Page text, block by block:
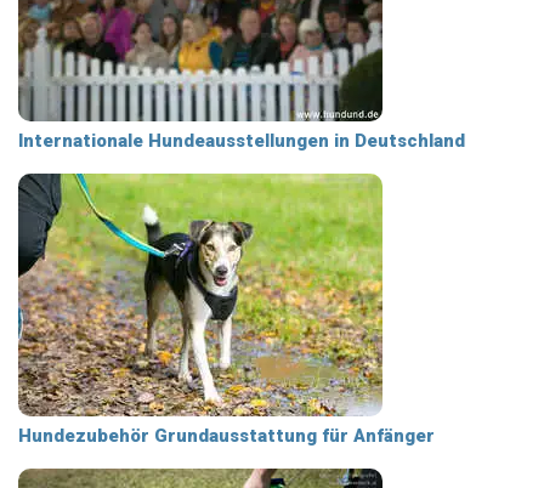
Internationale Hundeausstellungen in Deutschland
Hundezubehör Grundausstattung für Anfänger